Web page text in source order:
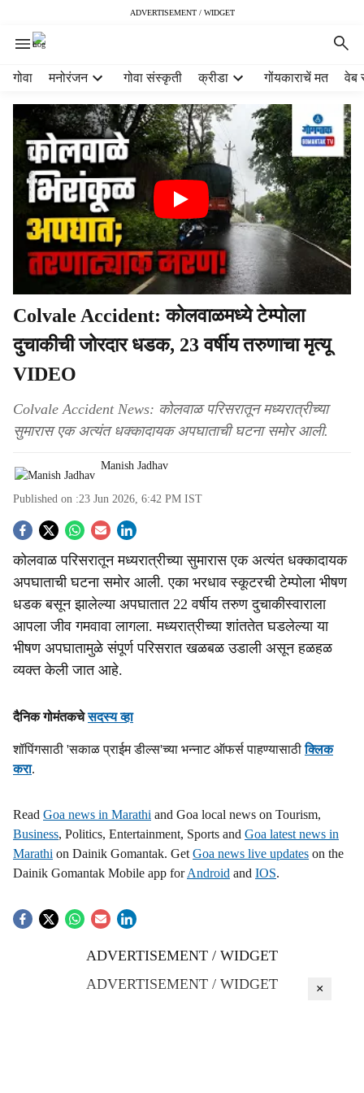
ADVERTISEMENT / WIDGET
गोवा मनोरंजन गोवा संस्कृती क्रीडा गोंयकाराचें मत वेब
Colvale Accident: कोलवाळमध्ये टेम्पोला
दुचाकीची जोरदार धडक, 23 वर्षीय तरुणाचा मृत्यू
VIDEO
Colvale Accident News: कोलवाळ परिसरातून मध्यरात्रीच्या
सुमारास एक अत्यंत धक्कादायक अपघाताची घटना समोर आली.
Manish Jadhav
Published on :23 Jun 2026, 6:42 PM IST
S
o
c
i
a
h
r
e
कोलवाळ परिसरातून मध्यरात्रीच्या सुमारास एक अत्यंत धक्कादायक
अपघाताची घटना समोर आली. एका भरधाव स्कूटरची टेम्पोला भीषण
धडक बसून झालेल्या अपघातात 22 वर्षीय तरुण दुचाकीस्वाराला
आपला जीव गमवावा लागला. मध्यरात्रीच्या शांततेत घडलेल्या या
भीषण अपघातामुळे संपूर्ण परिसरात खळबळ उडाली असून हळहळ
व्यक्त केली जात आहे.
दैनिक गोमंतकचेसदस्य व्हा
शॉपिंगसाठी 'सकाळ प्राईम डील्स'च्या भन्नाट ऑफर्स पाहण्यासाठीक्लिक
करा.
Read Goa news in Marathi and Goa local news on Tourism,
Business, Politics, Entertainment, Sports and Goa latest news in
Marathi on Dainik Gomantak. Get Goa news live updates on the
Dainik Gomantak Mobile app forAndroid and IOS.
ADVERTISEMENT / WIDGET
ADVERTISEMENT / WIDGET
×